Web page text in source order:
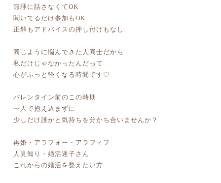
無理に話さなくてOK
聞いてるだけ参加もOK
正解もアドバイスの押し付けもなし
同じように悩んできた人同士だから
私だけじゃなかったんだって
心がふっと軽くなる時間です♡
バレンタイン前のこの時期
一人で抱え込まずに
少しだけ誰かと気持ちを分かち合いませんか？
再婚・アラフォー・アラフィフ
人見知り・婚活迷子さん
これからの婚活を整えたい方